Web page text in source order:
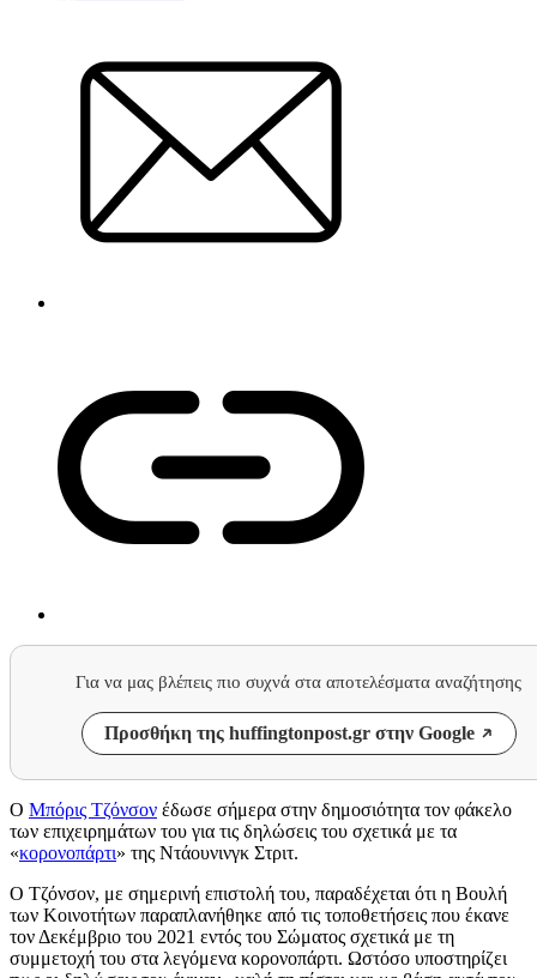
Για να μας βλέπεις πιο συχνά στα αποτελέσματα αναζήτησης
Προσθήκη της huffingtonpost.gr στην Google
Ο Μπόρις Τζόνσον έδωσε σήμερα στην δημοσιότητα τον φάκελο
των επιχειρημάτων του για τις δηλώσεις του σχετικά με τα
«κορονοπάρτι» της Ντάουνινγκ Στριτ.
Ο Τζόνσον, με σημερινή επιστολή του, παραδέχεται ότι η Βουλή
των Κοινοτήτων παραπλανήθηκε από τις τοποθετήσεις που έκανε
τον Δεκέμβριο του 2021 εντός του Σώματος σχετικά με τη
συμμετοχή του στα λεγόμενα κορονοπάρτι. Ωστόσο υποστηρίζει